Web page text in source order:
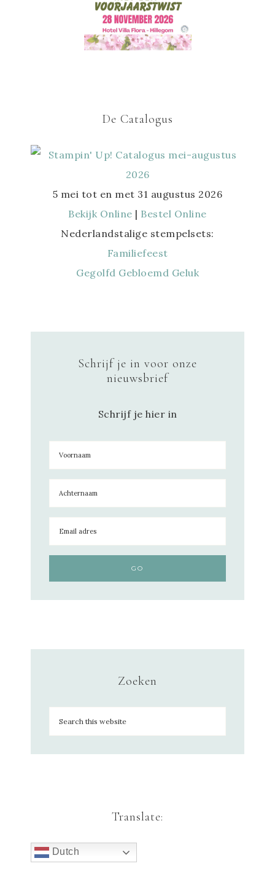
De Catalogus
5 mei tot en met 31 augustus 2026
Bekijk Online | Bestel Online
Nederlandstalige stempelsets:
Familiefeest
Gegolfd Gebloemd Geluk
Schrijf je in voor onze
nieuwsbrief
Schrijf je hier in
Zoeken
Translate:
Dutch